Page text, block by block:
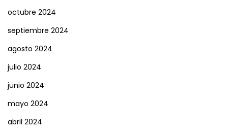
octubre 2024
septiembre 2024
agosto 2024
julio 2024
junio 2024
mayo 2024
abril 2024